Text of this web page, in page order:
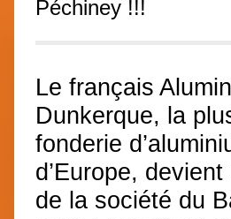
Péchiney !!!
Le français
Dunkerque, la
fonderie
d’Europe,
de la société du